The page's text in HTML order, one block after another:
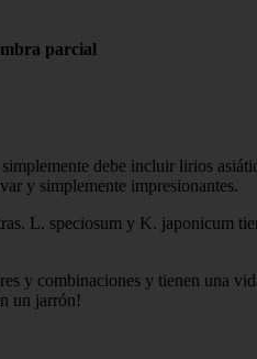
parcial
debe incluir lirios
y simplemente impresionantes.
L. speciosum y K. japonicum
y combinaciones y tienen una
un jarrón!